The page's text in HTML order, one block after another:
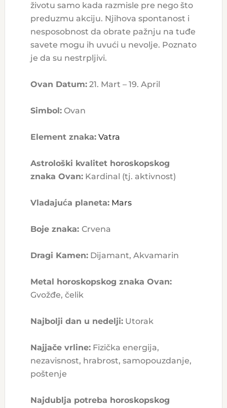
životu samo kada razmisle pre nego što
preduzmu akciju. Njihova spontanost i
nesposobnost da obrate pažnju na tuđe
savete mogu ih uvući u nevolje. Poznato
je da su nestrpljivi.
Ovan Datum:21. Mart – 19. April
Simbol:Ovan
Element znaka: Vatra
Astrološki kvalitet horoskopskog
znaka Ovan:Kardinal (tj. aktivnost)
Vladajuća planeta: Mars
Boje znaka: Crvena
Dragi Kamen:Dijamant, Akvamarin
Metal horoskopskog znaka Ovan:
Gvožđe, čelik
Najbolji dan u nedelji:Utorak
Najjače vrline:Fizička energija,
nezavisnost, hrabrost, samopouzdanje,
poštenje
Najdublja potreba horoskopskog